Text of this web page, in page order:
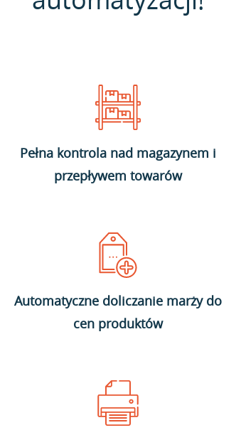
Pełna kontrola nad magazynem i
przepływem towarów
Automatyczne doliczanie marży do
cen produktów